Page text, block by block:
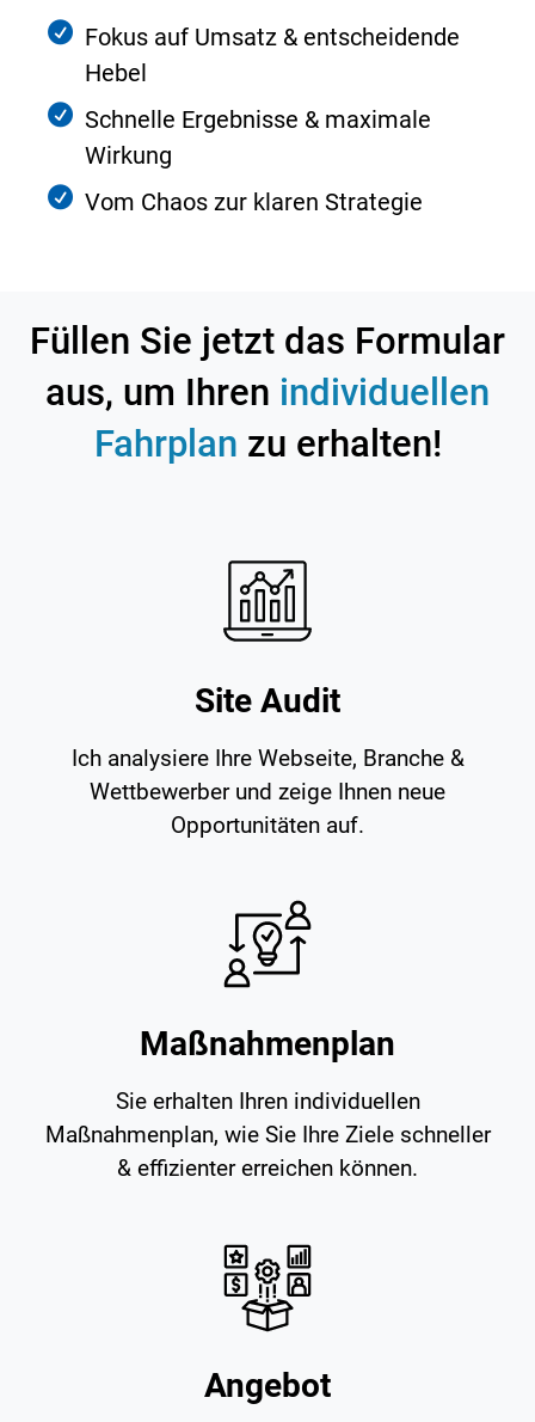
Fokus auf Umsatz & entscheidende
Hebel
Schnelle Ergebnisse & maximale
Wirkung
Vom Chaos zur klaren Strategie
Füllen Sie jetzt das Formular
aus, um Ihren individuellen
Fahrplan zu erhalten!
Site Audit
Ich analysiere Ihre Webseite, Branche &
Wettbewerber und zeige Ihnen neue
Opportunitäten auf.
Maßnahmenplan
Sie erhalten Ihren individuellen
Maßnahmenplan, wie Sie Ihre Ziele schneller
& effizienter erreichen können.
Angebot